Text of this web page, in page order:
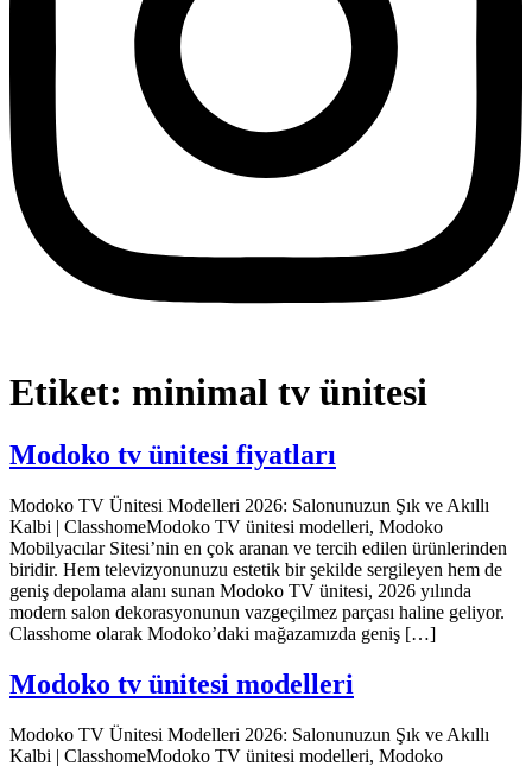
Etiket: minimal tv ünitesi
Modoko tv ünitesi fiyatları
Modoko TV Ünitesi Modelleri 2026: Salonunuzun Şık ve Akıllı
Kalbi | ClasshomeModoko TV ünitesi modelleri, Modoko
Mobilyacılar Sitesi’nin en çok aranan ve tercih edilen ürünlerinden
biridir. Hem televizyonunuzu estetik bir şekilde sergileyen hem de
geniş depolama alanı sunan Modoko TV ünitesi, 2026 yılında
modern salon dekorasyonunun vazgeçilmez parçası haline geliyor.
Classhome olarak Modoko’daki mağazamızda geniş […]
Modoko tv ünitesi modelleri
Modoko TV Ünitesi Modelleri 2026: Salonunuzun Şık ve Akıllı
Kalbi | ClasshomeModoko TV ünitesi modelleri, Modoko